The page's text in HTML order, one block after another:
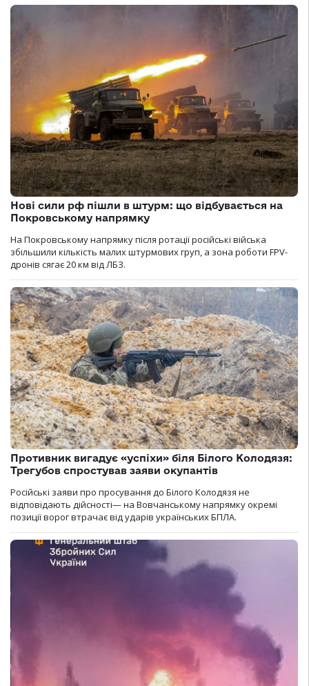
Нові сили рф пішли в штурм: що відбувається на
Покровському напрямку
На Покровському напрямку після ротації російські війська
збільшили кількість малих штурмових груп, а зона роботи FPV-
дронів сягає 20 км від ЛБЗ.
Противник вигадує «успіхи» біля Білого Колодязя:
Трегубов спростував заяви окупантів
Російські заяви про просування до Білого Колодязя не
відповідають дійсності— на Вовчанському напрямку окремі
позиції ворог втрачає від ударів українських БПЛА.